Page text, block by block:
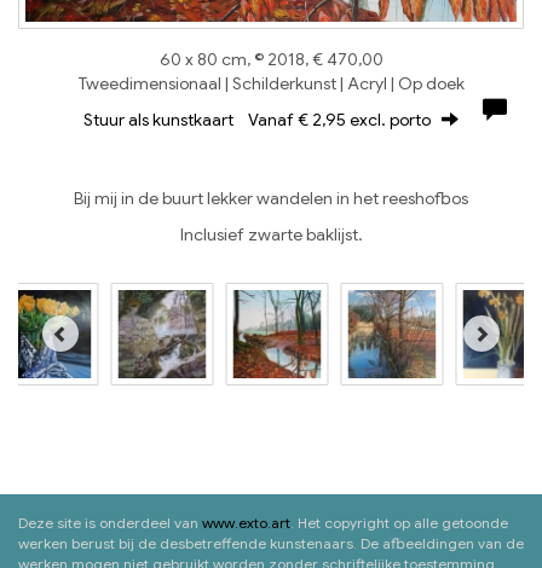
60 x 80 cm, © 2018, € 470,00
Tweedimensionaal | Schilderkunst | Acryl | Op doek
Stuur als kunstkaart Vanaf € 2,95 excl. porto
Bij mij in de buurt lekker wandelen in het reeshofbos
Inclusief zwarte baklijst.
Deze site is onderdeel van www.exto.art . Het copyright op alle getoonde
werken berust bij de desbetreffende kunstenaars. De afbeeldingen van de
werken mogen niet gebruikt worden zonder schriftelijke toestemming.